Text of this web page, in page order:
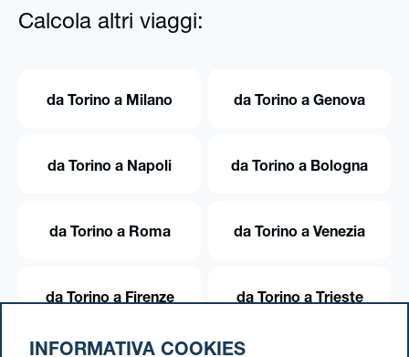
Calcola altri viaggi:
da Torino a Milano da Torino a Genova
da Torino a Napoli da Torino a Bologna
da Torino a Roma da Torino a Venezia
da Torino a Firenze da Torino a Trieste
INFORMATIVA COOKIES